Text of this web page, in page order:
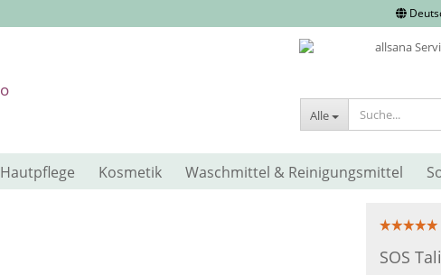
Alle
Hautpflege Kosmetik Waschmittel & Reinigungsmittel
SOS